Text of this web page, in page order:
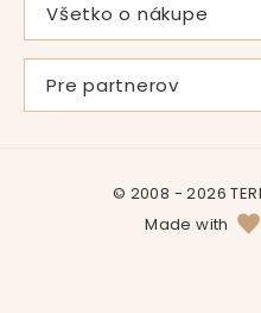
Vlastná výroba
Produkty
Kontakt
Všetko o nákupe
Časté otázky
Doprava a platba
Reklamačný poriadok
Pre partnerov
Veľkoobchodná
© 2008 - 2026
Made with